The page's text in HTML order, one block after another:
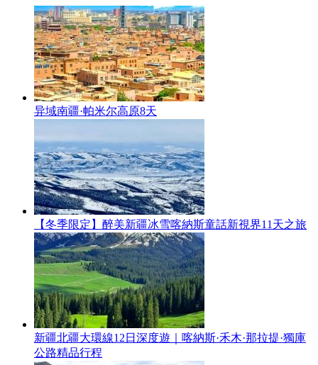
异域南疆·帕米尔高原8天
【冬季限定】醉美新疆冰雪喀納斯童話新視界11天之旅
新疆北疆大環線12日深度遊｜喀納斯·禾木·那拉提·獨庫
公路精品行程